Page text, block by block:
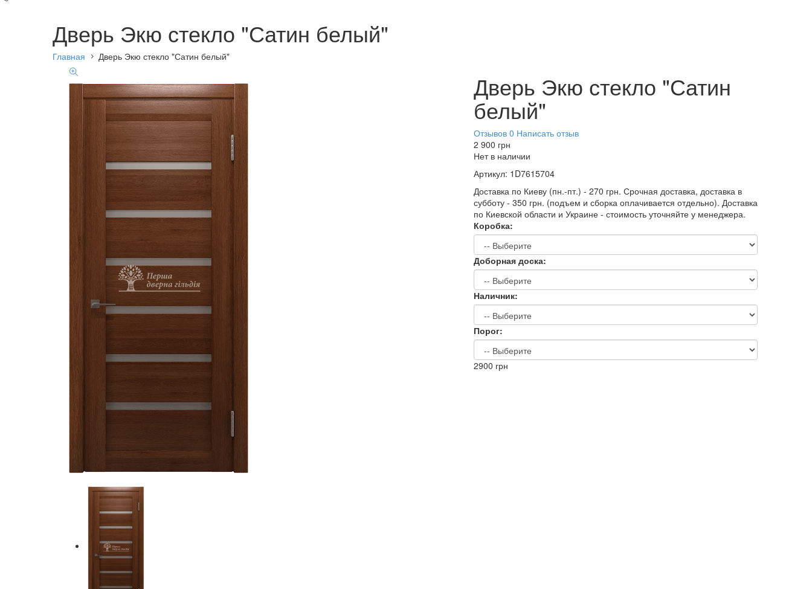
Дверь Экю стекло "Сатин белый"
Главная Дверь Экю стекло "Сатин белый"
Дверь Экю стекло "Сатин
белый"
Отзывов 0 Написать отзыв
2 900 грн
Нет в наличии
Артикул: 1D7615704
Доставка по Киеву (пн.-пт.) - 270 грн. Срочная доставка, доставка в
субботу - 350 грн. (подъем и сборка оплачивается отдельно). Доставка
по Киевской области и Украине - стоимость уточняйте у менеджера.
Коробка:
Доборная доска:
Наличник:
Порог:
2900 грн